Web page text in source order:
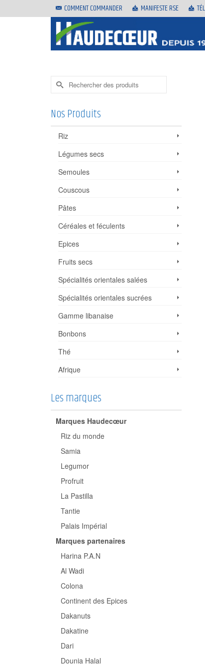
COMMENT COMMANDER MANIFESTE RSE
Rechercher :
Nos Produits
Riz
Légumes secs
Semoules
Couscous
Pâtes
Céréales et féculents
Epices
Fruits secs
Spécialités orientales salées
Spécialités orientales sucrées
Gamme libanaise
Bonbons
Thé
Afrique
Les marques
Marques Haudecœur
Riz du monde
Samia
Legumor
Profruit
La Pastilla
Tantie
Palais Impérial
Marques partenaires
Harina P.A.N
Al Wadi
Colona
Continent des Epices
Dakanuts
Dakatine
Dari
Dounia Halal